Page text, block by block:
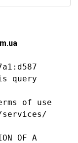
query
of use
services/
OF A